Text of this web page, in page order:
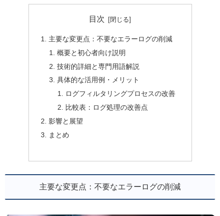
目次
主要な変更点：不要なエラーログの削減
概要と初心者向け説明
技術的詳細と専門用語解説
具体的な活用例・メリット
ログフィルタリングプロセスの改善
比較表：ログ処理の改善点
影響と展望
まとめ
主要な変更点：不要なエラーログの削減